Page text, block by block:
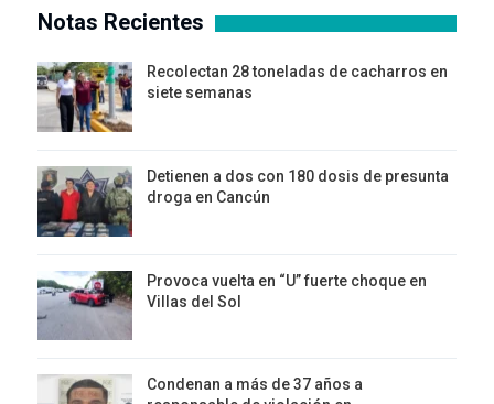
Notas Recientes
Recolectan 28 toneladas de cacharros en
siete semanas
Detienen a dos con 180 dosis de presunta
droga en Cancún
Provoca vuelta en “U” fuerte choque en
Villas del Sol
Condenan a más de 37 años a